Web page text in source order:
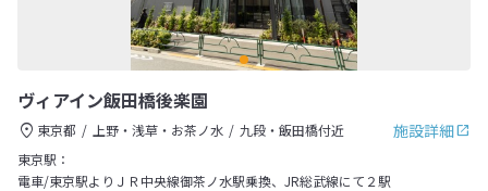
ヴィアイン飯田橋後楽園
施設詳細
東京都 上野・浅草・お茶ノ水
九段・飯田橋付近
東京駅：
電車/東京駅よりＪＲ中央線御茶ノ水駅乗換、JR総武線にて２駅